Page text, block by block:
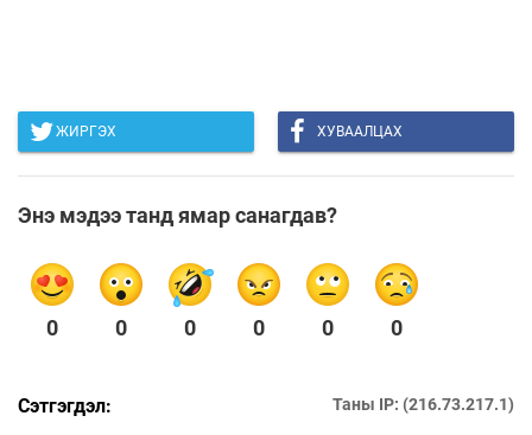
ЖИРГЭХ ХУВААЛЦАХ
Энэ мэдээ танд ямар санагдав?
0 0 0 0 0 0
Сэтгэгдэл: Таны IP: (216.73.217.1)